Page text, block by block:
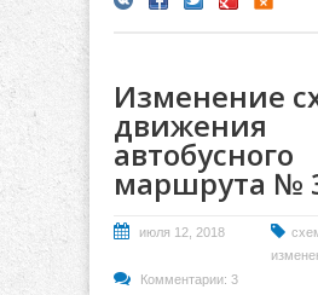
Изменение
движения
автобусного
маршрута №
июля 12, 2018
Комментарии: 3